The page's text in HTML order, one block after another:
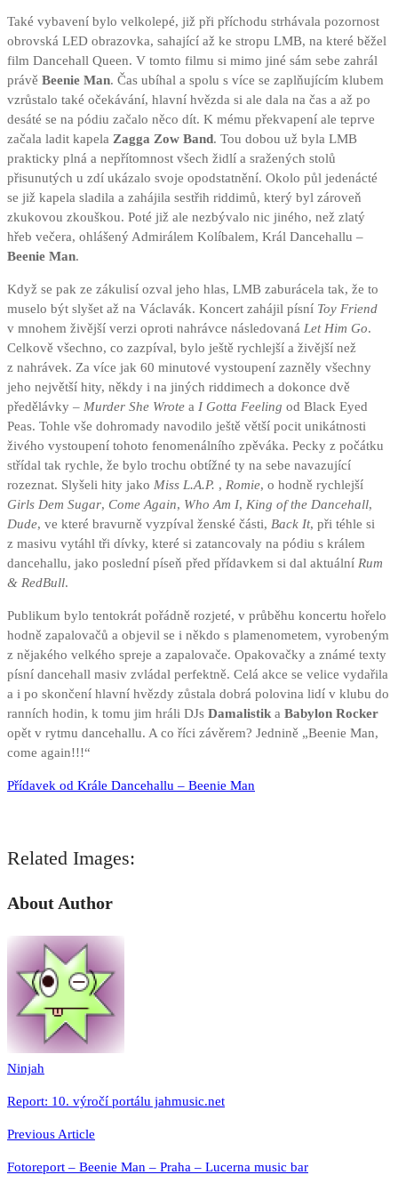
Také vybavení bylo velkolepé, již při příchodu strhávala pozornost
obrovská LED obrazovka, sahající až ke stropu LMB, na které běžel
film Dancehall Queen. V tomto filmu si mimo jiné sám sebe zahrál
právě Beenie Man. Čas ubíhal a spolu s více se zaplňujícím klubem
vzrůstalo také očekávání, hlavní hvězda si ale dala na čas a až po
desáté se na pódiu začalo něco dít. K mému překvapení ale teprve
začala ladit kapela Zagga Zow Band. Tou dobou už byla LMB
prakticky plná a nepřítomnost všech židlí a sražených stolů
přisunutých u zdí ukázalo svoje opodstatnění. Okolo půl jedenácté
se již kapela sladila a zahájila sestřih riddimů, který byl zároveň
zkukovou zkouškou. Poté již ale nezbývalo nic jiného, než zlatý
hřeb večera, ohlášený Admirálem Kolíbalem, Král Dancehallu –
Beenie Man.
Když se pak ze zákulisí ozval jeho hlas, LMB zaburácela tak, že to
muselo být slyšet až na Václavák. Koncert zahájil písní Toy Friend
v mnohem živější verzi oproti nahrávce následovaná Let Him Go.
Celkově všechno, co zazpíval, bylo ještě rychlejší a živější než
z nahrávek. Za více jak 60 minutové vystoupení zazněly všechny
jeho největší hity, někdy i na jiných riddimech a dokonce dvě
předělávky – Murder She Wrote a I Gotta Feeling od Black Eyed
Peas. Tohle vše dohromady navodilo ještě větší pocit unikátnosti
živého vystoupení tohoto fenomenálního zpěváka. Pecky z počátku
střídal tak rychle, že bylo trochu obtížné ty na sebe navazující
rozeznat. Slyšeli hity jako Miss L.A.P. , Romie, o hodně rychlejší
Girls Dem Sugar, Come Again, Who Am I, King of the Dancehall,
Dude, ve které bravurně vyzpíval ženské části, Back It, při téhle si
z masivu vytáhl tři dívky, které si zatancovaly na pódiu s králem
dancehallu, jako poslední píseň před přídavkem si dal aktuální Rum
& RedBull.
Publikum bylo tentokrát pořádně rozjeté, v průběhu koncertu hořelo
hodně zapalovačů a objevil se i někdo s plamenometem, vyrobeným
z nějakého velkého spreje a zapalovače. Opakovačky a známé texty
písní dancehall masiv zvládal perfektně. Celá akce se velice vydařila
a i po skončení hlavní hvězdy zůstala dobrá polovina lidí v klubu do
ranních hodin, k tomu jim hráli DJs Damalistik a Babylon Rocker
opět v rytmu dancehallu. A co říci závěrem? Jednině „Beenie Man,
come again!!!“
Přídavek od Krále Dancehallu – Beenie Man
Related Images:
About Author
Ninjah
Navigace
pro
Report: 10. výročí portálu jahmusic.net
Previous Article
Fotoreport – Beenie Man – Praha – Lucerna music bar